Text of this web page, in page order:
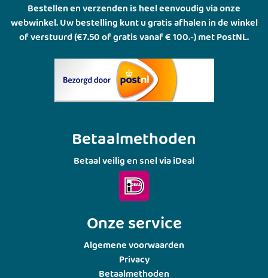
Bestellen en verzenden is heel eenvoudig via onze
webwinkel. Uw bestelling kunt u gratis afhalen in de winkel
of verstuurd (€7.50 of gratis vanaf € 100.-) met PostNL.
Betaalmethoden
Betaal veilig en snel via iDeal
Onze service
Algemene voorwaarden
Privacy
Betaalmethoden